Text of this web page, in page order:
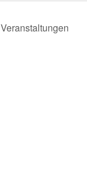
Veranstaltungen